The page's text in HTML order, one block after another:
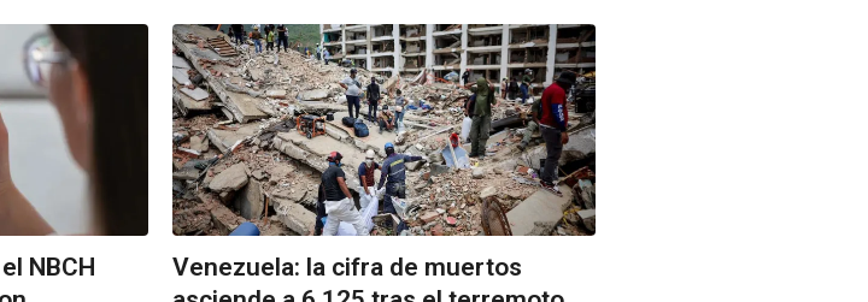
NBCH
Venezuela: la cifra de muertos